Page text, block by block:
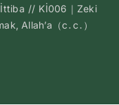
Sesli
// Kİ006｜Zeki
Allah’a（c․c․）